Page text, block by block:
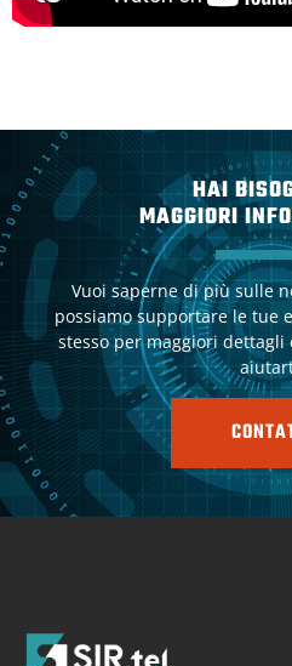
HAI
MAGGIORI
Vuoi saperne di più sulle
possiamo supportare le tue
stesso per maggiori dettagli